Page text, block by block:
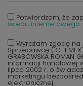
Potwierdzam, że
sklepu internetowego.
Wyrażam zgodę
Sprzedawcę ("CHEMEX"
GRABOWSKA ROMAN
informacji handlowej
lipca 2002 r. o
marketingu
elektronicznej.